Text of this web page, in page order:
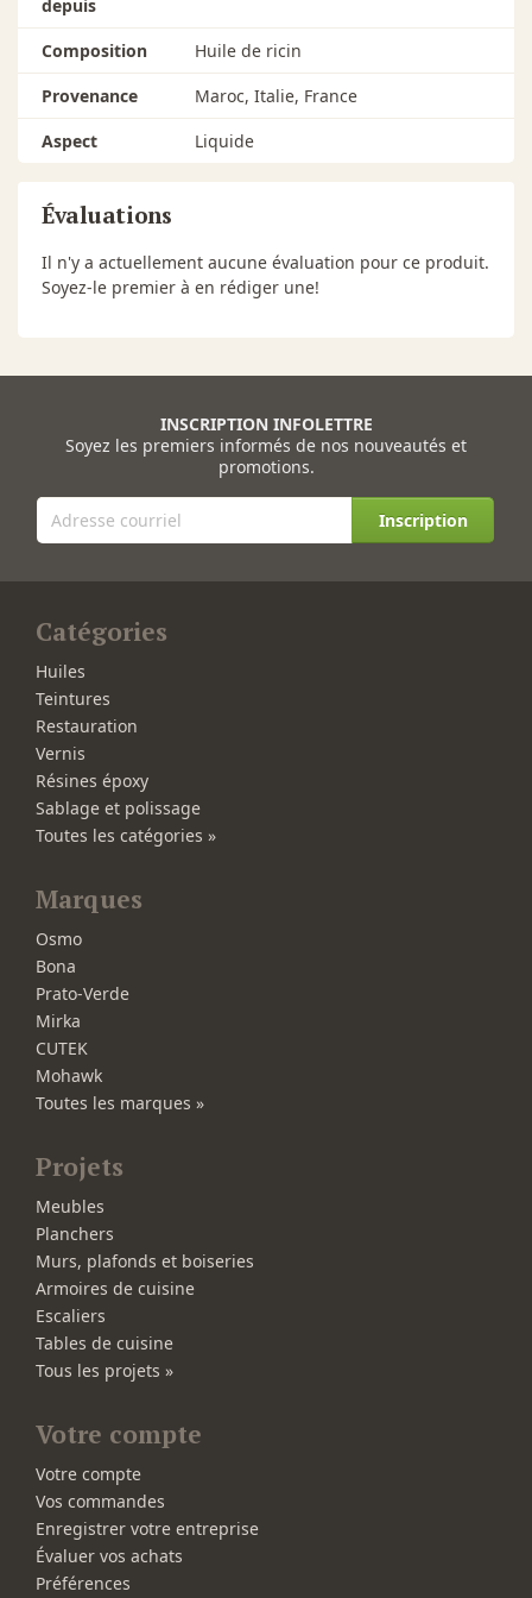
depuis
Composition
Huile de ricin
Provenance
Maroc, Italie, France
Aspect
Liquide
Évaluations
Il n'y a actuellement aucune évaluation pour ce produit.
Soyez-le premier à en rédiger une!
INSCRIPTION INFOLETTRE
Soyez les premiers informés de nos nouveautés et
promotions.
Inscription
Catégories
Huiles
Teintures
Restauration
Vernis
Résines époxy
Sablage et polissage
Toutes les catégories »
Marques
Osmo
Bona
Prato-Verde
Mirka
CUTEK
Mohawk
Toutes les marques »
Projets
Meubles
Planchers
Murs, plafonds et boiseries
Armoires de cuisine
Escaliers
Tables de cuisine
Tous les projets »
Votre compte
Votre compte
Vos commandes
Enregistrer votre entreprise
Évaluer vos achats
Préférences